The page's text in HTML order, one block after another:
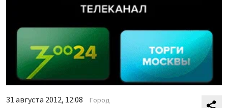
31 августа 2012, 12:08 Город